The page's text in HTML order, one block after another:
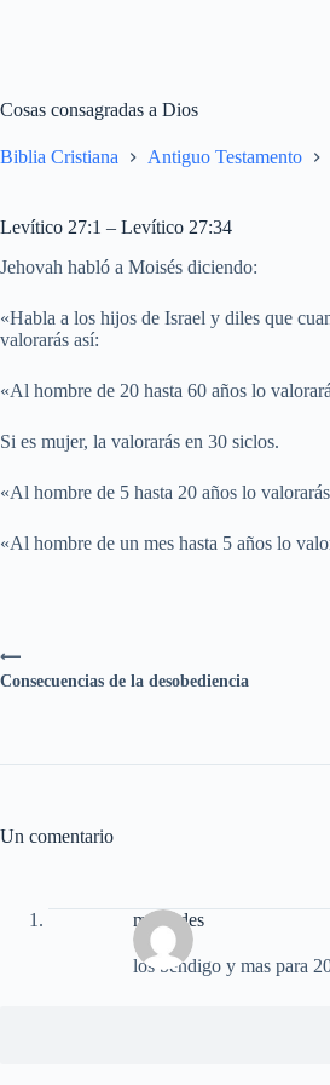
Cosas consagradas a Dios
Biblia Cristiana Antiguo Testamento
Levítico 27:1 – Levítico 27:34
Jehovah habló a Moisés diciendo:
«Habla a los hijos de Israel y diles que
valorarás así:
«Al hombre de 20 hasta 60 años lo
Si es mujer, la valorarás en 30 siclos.
«Al hombre de 5 hasta 20 años lo
«Al hombre de un mes hasta 5 años lo
⟵
Consecuencias de la desobediencia
Un comentario
mercedes
los bendigo y mas para